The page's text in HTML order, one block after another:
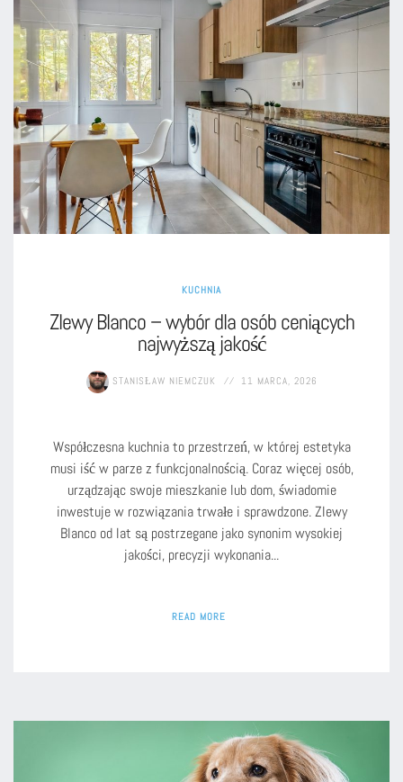
KUCHNIA
Zlewy Blanco – wybór dla osób ceniących
najwyższą jakość
STANISŁAW NIEMCZUK 11 MARCA, 2026
Współczesna kuchnia to przestrzeń, w której estetyka
musi iść w parze z funkcjonalnością. Coraz więcej osób,
urządzając swoje mieszkanie lub dom, świadomie
inwestuje w rozwiązania trwałe i sprawdzone. Zlewy
Blanco od lat są postrzegane jako synonim wysokiej
jakości, precyzji wykonania...
READ MORE